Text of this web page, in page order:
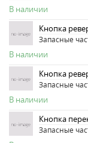
В наличии
Кнопка
Запасные
В наличии
Кнопка
Запасные
В наличии
Кнопка
Запасные